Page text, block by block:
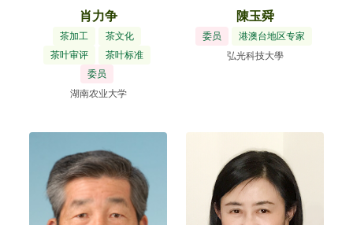
肖力争
茶加工
茶文化
茶叶审评
茶叶标准
委员
湖南农业大学
陳玉舜
委员
港澳台地区专家
弘光科技大學